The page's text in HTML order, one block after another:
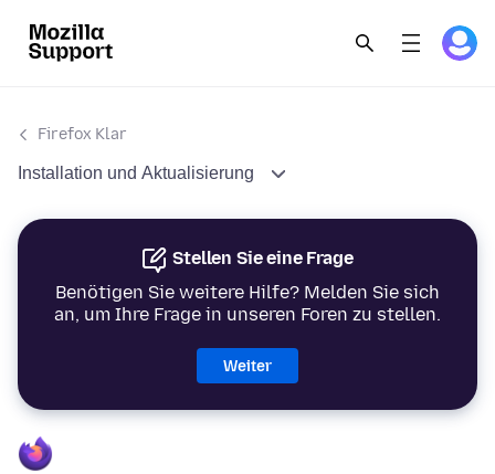
Firefox Klar
Installation und Aktualisierung
Stellen Sie eine Frage
Benötigen Sie weitere Hilfe? Melden Sie sich
an, um Ihre Frage in unseren Foren zu stellen.
Weiter